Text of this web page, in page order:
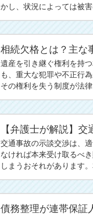
かし、状況によっては被
相続欠格とは？主な
遺産を引き継ぐ権利を持
も、重大な犯罪や不正行
その権利を失う制度が法
【弁護士が解説】交
交通事故の示談交渉は、
なければ本来受け取るべ
しまうおそれがあります
債務整理が連帯保証